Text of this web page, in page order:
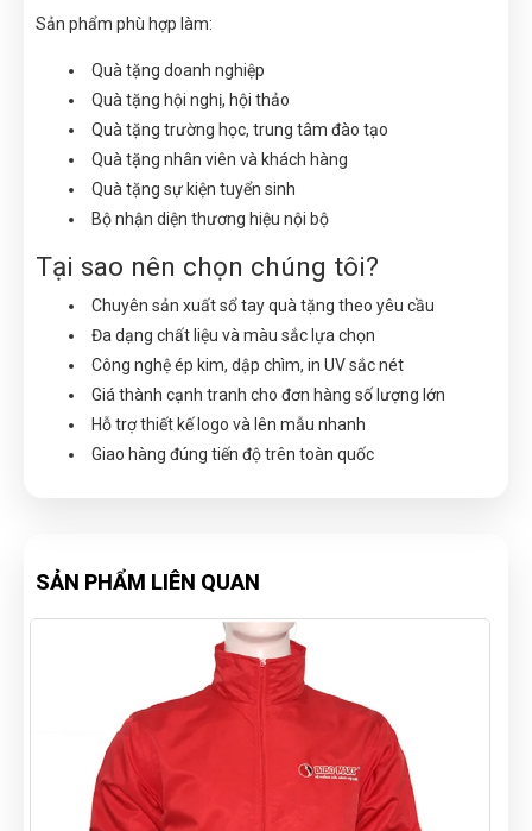
Sản phẩm phù hợp làm:
Quà tặng doanh nghiệp
Quà tặng hội nghị, hội thảo
Quà tặng trường học, trung tâm đào tạo
Quà tặng nhân viên và khách hàng
Quà tặng sự kiện tuyển sinh
Bộ nhận diện thương hiệu nội bộ
Tại sao nên chọn chúng tôi?
Chuyên sản xuất sổ tay quà tặng theo yêu cầu
Đa dạng chất liệu và màu sắc lựa chọn
Công nghệ ép kim, dập chìm, in UV sắc nét
Giá thành cạnh tranh cho đơn hàng số lượng lớn
Hỗ trợ thiết kế logo và lên mẫu nhanh
Giao hàng đúng tiến độ trên toàn quốc
SẢN PHẨM LIÊN QUAN